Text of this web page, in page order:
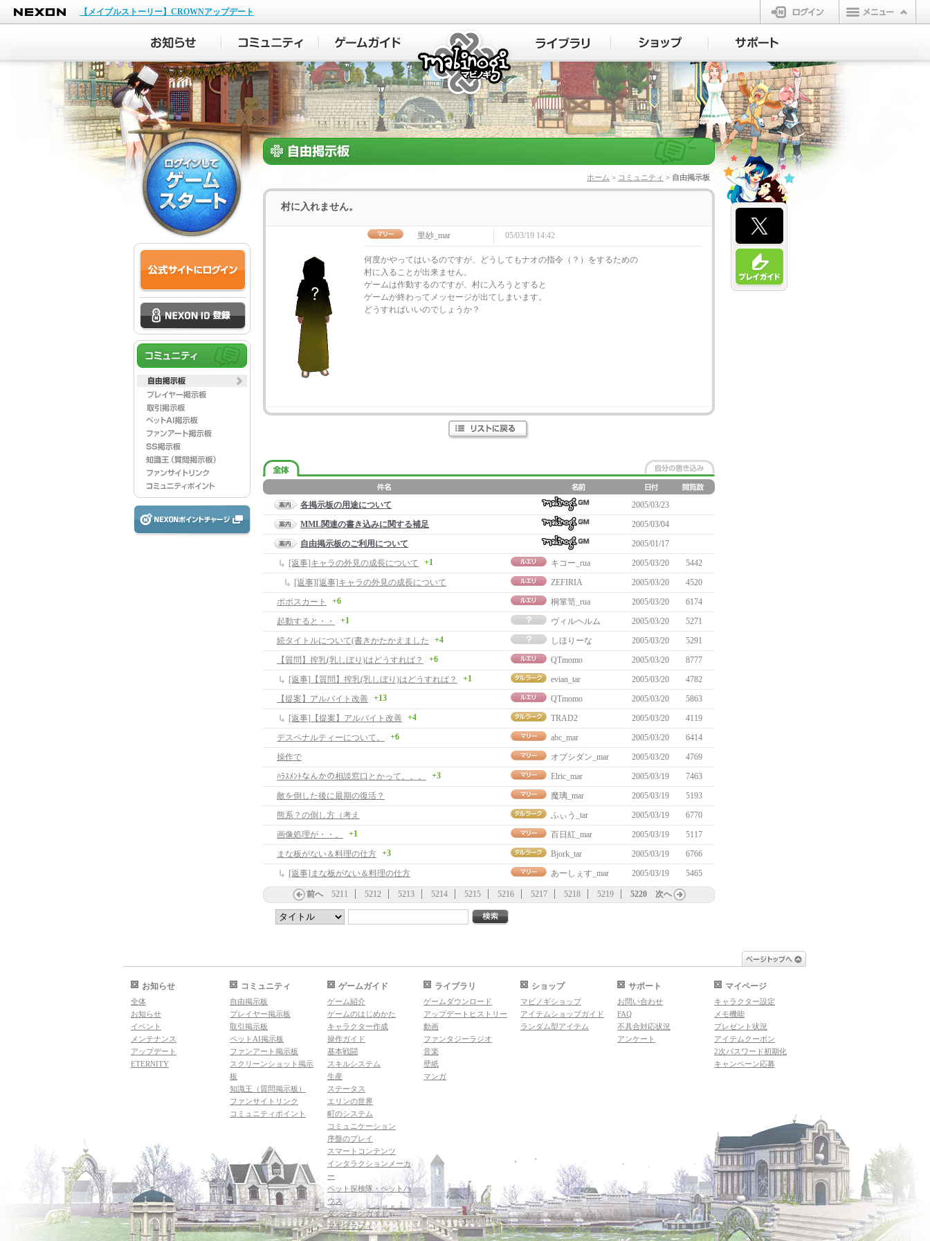
NEXON
【メイプルストーリー】CROWNアップデート
ログイン
マビノギ
ホーム > コミュニティ > 自由掲示板
村に入れません。
里紗_mar 05/03/19 14:42
何度かやってはいるのですが、どうしてもナオの指令（？）をするための
村に入ることが出来ません。
ゲームは作動するのですが、村に入ろうとすると
ゲームが終わってメッセージが出てしまいます。
どうすればいいのでしょうか？
各掲示板の用途について
2005/03/23
MML関連の書き込みに関する補足
2005/03/04
自由掲示板のご利用について
2005/01/17
[返事]キャラの外見の成長について
+1 キコー_rua 2005/03/20
5442
[返事][返事]キャラの外見の成長について
ZEFIRIA 2005/03/20
4520
ポポスカート
+6 桐箪笥_rua 2005/03/20
6174
起動すると・・
+1 ヴィルヘルム 2005/03/20
5271
続タイトルについて(書きかたかえました
+4 しほりーな 2005/03/20
5291
【質問】搾乳(乳しぼり)はどうすれば？
+6 QTmomo 2005/03/20
8777
[返事]【質問】搾乳(乳しぼり)はどうすれば？
+1 evian_tar 2005/03/20
4782
【提案】アルバイト改善 +13 QTmomo 2005/03/20
5863
[返事]【提案】アルバイト改善 +4 TRAD2 2005/03/20
4119
デスペナルティーについて。
+6 abc_mar 2005/03/20
6414
操作で
オブシダン_mar 2005/03/20
4769
ﾊﾗｽﾒﾝﾄなんかの相談窓口とかって。。。
+3 Elric_mar 2005/03/19
7463
敵を倒した後に最期の復活？
魔璃_mar 2005/03/19
5193
熊系？の倒し方（考え
ふぃう_tar 2005/03/19
6770
画像処理が・・。
+1 百日紅_mar 2005/03/19
5117
まな板がない＆料理の仕方 +3 Bjork_tar 2005/03/19
6766
[返事]まな板がない＆料理の仕方
あーしぇす_mar 2005/03/19 5465
前へ 5211 5212 5213 5214 5215 5216 5217 5218 5219 5220 次へ
お知らせ
全体
お知らせ
イベント
メンテナンス
アップデート
ETERNITY
コミュニティ
自由掲示板
プレイヤー掲示板
取引掲示板
ペットAI掲示板
ファンアート掲示板
スクリーンショット掲示
板
知識王（質問掲示板）
ファンサイトリンク
コミュニティポイント
ゲームガイド
ゲーム紹介
ゲームのはじめかた
キャラクター作成
操作ガイド
基本戦闘
スキルシステム
生産
ステータス
エリンの世界
町のシステム
コミュニケーション
序盤のプレイ
スマートコンテンツ
インタラクションメーカ
ー
ペット探検隊・ペットハ
ウス
ダンジョンガイド
マギグラフィ
ライブラリ
ゲームダウンロード
アップデートヒストリー
動画
ファンタジーラジオ
音楽
壁紙
マンガ
ショップ
マビノギショップ
アイテムショップガイド
ランダム型アイテム
サポート
お問い合わせ
FAQ
不具合対応状況
アンケート
マイページ
キャラクター設定
メモ機能
プレゼント状況
アイテムクーポン
2次パスワード初期化
キャンペーン応募